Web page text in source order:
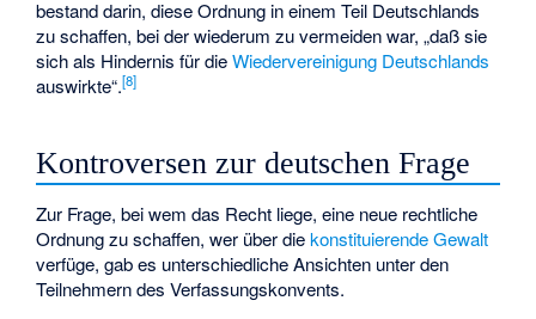
bestand darin, diese Ordnung in einem Teil Deutschlands
zu schaffen, bei der wiederum zu vermeiden war, „daß sie
sich als Hindernis für dieWiedervereinigung Deutschlands
auswirkte“.[8]
Kontroversen zur deutschen Frage
Zur Frage, bei wem das Recht liege, eine neue rechtliche
Ordnung zu schaffen, wer über diekonstituierende Gewalt
verfüge, gab es unterschiedliche Ansichten unter den
Teilnehmern des Verfassungskonvents.